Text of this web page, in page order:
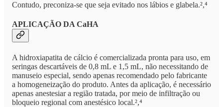
Contudo, preconiza-se que seja evitado nos lábios e glabela.²,⁴
APLICAÇÃO DA CaHA
A hidroxiapatita de cálcio é comercializada pronta para uso, em
seringas descartáveis de 0,8 mL e 1,5 mL, não necessitando de
manuseio especial, sendo apenas recomendado pelo fabricante
a homogeneização do produto. Antes da aplicação, é necessário
apenas anestesiar a região tratada, por meio de infiltração ou
bloqueio regional com anestésico local.²,⁴